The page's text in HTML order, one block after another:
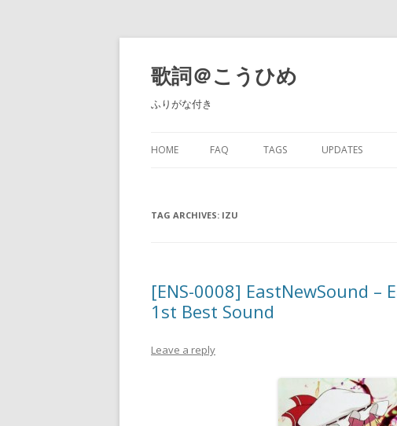
歌詞＠こうひめ
ふりがな付き
HOME FAQ TAGS UPDATES
TAG ARCHIVES: IZU
[ENS-0008] EastNewSound –
1st Best Sound
Leave a reply